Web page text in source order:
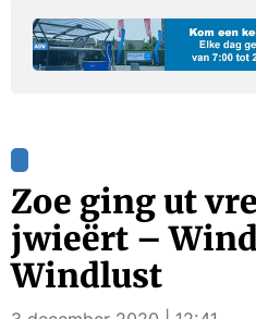
Zoe ging ut
jwieërt –
Windlust